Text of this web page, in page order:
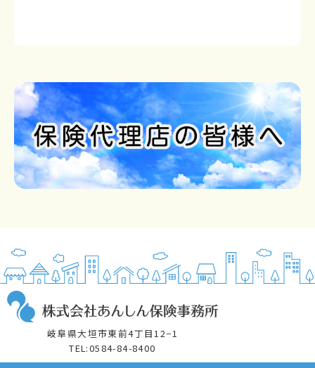
岐阜県大垣市東前4丁目12−1
TEL:0584-84-8400